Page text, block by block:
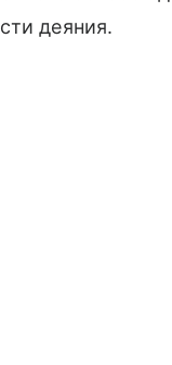
деяния.